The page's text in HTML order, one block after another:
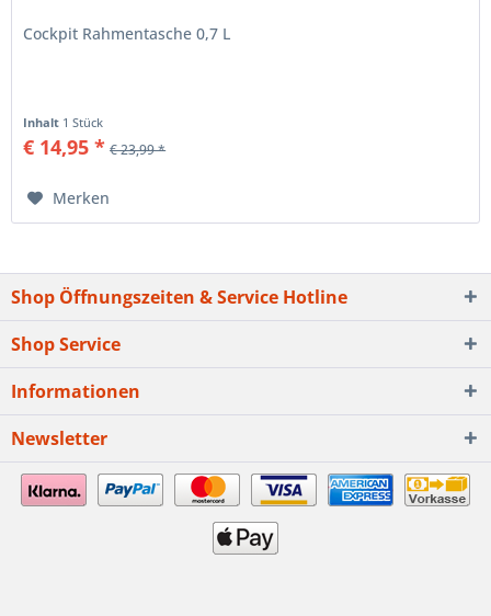
Cockpit Rahmentasche 0,7 L
Inhalt 1 Stück
€ 14,95 * € 23,99 *
Merken
Shop Öffnungszeiten & Service Hotline
Shop Service
Informationen
Newsletter